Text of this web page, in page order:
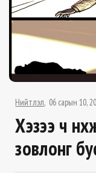
Нийтлэл 06 сарын 10,
Хэзээ ч
зовлонг